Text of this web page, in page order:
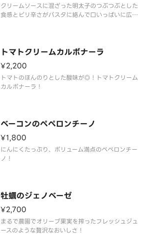
クリームソースに混ざった明太子のつぶつぶとした
食感とピリ辛さがパスタに絡んで口いっぱいに広が
トマトクリームカルボナーラ
¥2,200
トマトのほんのりとした酸味が◎！トマトクリーム
カルボナーラ！
ベーコンのペペロンチーノ
¥1,800
にんにくたっぷり、ボリューム満点のペペロンチー
ノ！
牡蠣のジェノベーゼ
¥2,700
まるで農園でオリーブ果実を搾ったフレッシュジュ
ースのような贅沢なおいしさ！